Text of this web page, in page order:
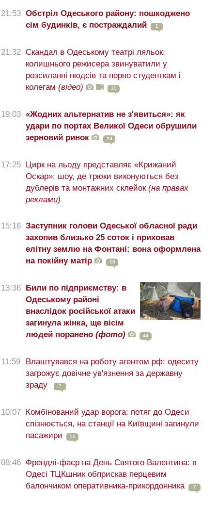
21:53 Обстріл Одеського району: пошкоджено
сім будинків, є постраждалий
1
21:32 Скандал в Одеському театрі ляльок:
колишнього режисера звинуватили у
розсиланні нюдсів та порно студенткам і
колегам (відео) 10
19:03 «Жодних альтернатив не з'явиться»: як
удари по портах Великої Одеси обрушили
зерновий ринок
23
17:25
Цирк на льоду представляє «Крижаний
Оскар»: шоу, де трюки виконуються без
дублерів та монтажних склейок (на правах
реклами)
15:16 Заступник голови Одеської обласної ради
захопив близько 25 соток і приховав
елітну землю на Фонтані: вона оформлена
на покійну матір
10
13:36
Били по підприємству: в
Одеському районі
внаслідок російської атаки
загинула жінка, ще вісім
людей поранено (фото) 44
11:59
Влаштувався на роботу агентом рф: одеситу
загрожує довічне ув'язнення за державну
зраду
7
10:07
Комбінований удар ворога: потяг до Одеси
спізнюється, на станції на Київщині загинули
пасажири
56
08:46 Френдлі-фаєр на День Святого Валентина: в
Одесі ТЦКшник обприскав перцевим
балончиком оперативника-прикордонника
7